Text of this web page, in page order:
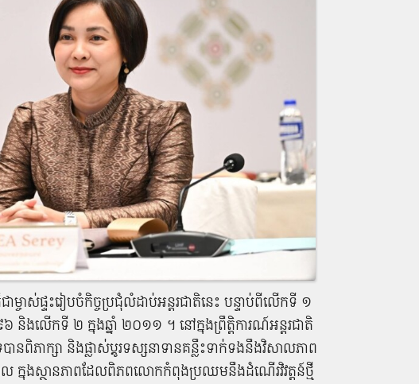
ម្ចាស់ផ្ទះរៀបចំកិច្ចប្រជុំលំដាប់អន្តរជាតិនេះ បន្ទាប់ពីលើកទី ១
៦ និងលើកទី ២ ក្នុងឆ្នាំ ២០១១ ។ នៅក្នុងព្រឹត្តិការណ៍អន្តរជាតិ
បានពិភាក្សា និងផ្លាស់ប្តូរទស្សនាទានគន្លឹះទាក់ទងនឹងវិសាលភាព
ក្នុងស្ថានភាពដែលពិភពលោកកំពុងប្រឈមនឹងដំណើរវិវត្តន៍ថ្មី